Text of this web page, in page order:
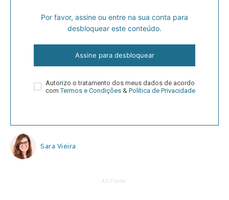
Por favor, assine ou entre na sua conta para
desbloquear este conteúdo.
Assine para desbloquear
Autorizo o tratamento dos meus dados de acordo
comTermos e Condições & Política de Privacidade
Sara Vieira
AD Footer